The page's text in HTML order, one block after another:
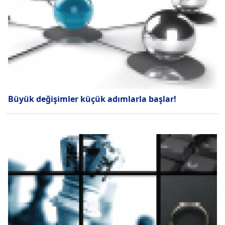
Büyük değişimler küçük adımlarla başlar!